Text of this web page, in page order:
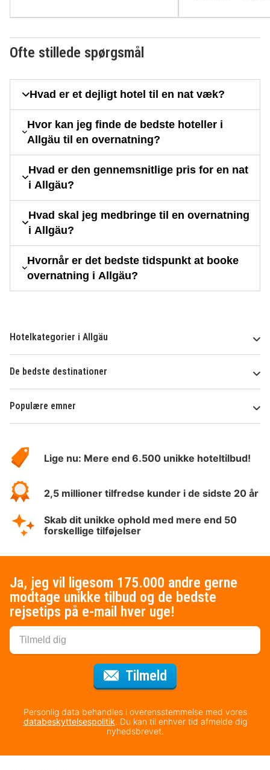
Ofte stillede spørgsmål
Hvad er et dejligt hotel til en nat væk?
Hvor kan jeg finde de bedste hoteller i
Allgäu til en overnatning?
Hvad er den gennemsnitlige pris for en nat
i Allgäu?
Hvad skal jeg medbringe til en overnatning
i Allgäu?
Hvornår er det bedste tidspunkt at booke
overnatning i Allgäu?
Hotelkategorier i Allgäu
De bedste destinationer
Populære emner
HotelSpecials
Lige nu: Mere end 6.500 unikke hoteltilbud!
2,5 millioner tilfredse kunder i de sidste 20 år
Skab dit unikke ophold med mere end 50
forskellige tilføjelser
Ja, jeg vil ligesom 175.000 andre gerne
modtage unikke tilbud og de bedste
rejsetips på e-mail hver uge!
Tilmeld
Personlig data behandles i overensstemmelse med vores
databeskyttelsespolitik. Du kan til enhver tid afmelde dig
nyhedsbrevet.